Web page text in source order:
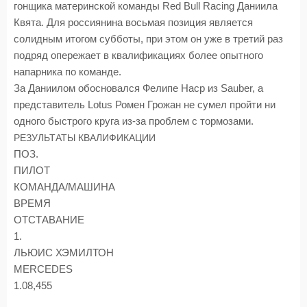
гонщика материнской команды Red Bull Racing Даниила
Квята. Для россиянина восьмая позиция является
солидным итогом субботы, при этом он уже в третий раз
подряд опережает в квалификациях более опытного
напарника по команде.
За Даниилом обосновался Фелипе Наср из Sauber, а
представитель Lotus Ромен Грожан не сумел пройти ни
одного быстрого круга из-за проблем с тормозами.
РЕЗУЛЬТАТЫ КВАЛИФИКАЦИИ
ПОЗ.
ПИЛОТ
КОМАНДА/МАШИНА
ВРЕМЯ
ОТСТАВАНИЕ
1.
ЛЬЮИС ХЭМИЛТОН
MERCEDES
1.08,455